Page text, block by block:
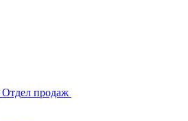
Отдел продаж